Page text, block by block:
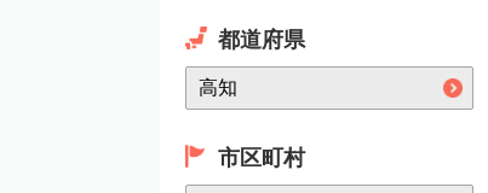
都道府県
市区町村